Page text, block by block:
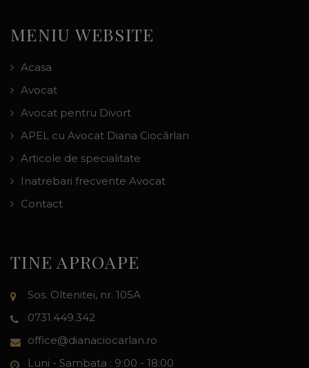
MENIU WEBSITE
Acasa
Avocat
Avocat pentru Divort
APEL cu Avocat Diana Ciocârlan
Articole de specialitate
Inatrebari frecvente Avocat
Contact
TINE APROAPE
Sos. Oltenitei, nr. 105A
0731.449.342
office@dianaciocarlan.ro
Luni - Sambata : 9:00 - 18:00